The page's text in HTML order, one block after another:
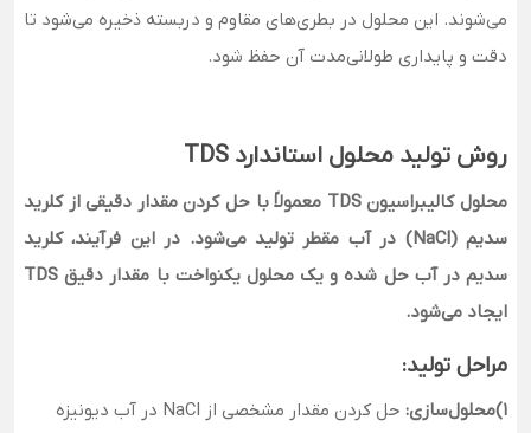
می‌شوند. این محلول در بطری‌های مقاوم و دربسته ذخیره می‌شود تا
دقت و پایداری طولانی‌مدت آن حفظ شود.
روش تولید محلول استاندارد TDS
محلول کالیبراسیون TDS معمولاً با حل کردن مقدار دقیقی از کلرید
سدیم (NaCl) در آب مقطر تولید می‌شود.
در این فرآیند، کلرید
سدیم در آب حل شده و یک محلول یکنواخت با مقدار دقیق TDS
ایجاد می‌شود.
مراحل تولید:
1)محلول‌سازی:
حل کردن مقدار مشخصی از NaCl در آب دیونیزه